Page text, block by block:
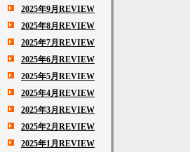
2025年9月REVIEW
2025年8月REVIEW
2025年7月REVIEW
2025年6月REVIEW
2025年5月REVIEW
2025年4月REVIEW
2025年3月REVIEW
2025年2月REVIEW
2025年1月REVIEW